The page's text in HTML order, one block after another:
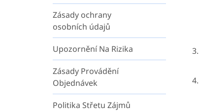
Zásady ochrany
osobních údajů
Upozornění Na Rizika
Zásady Provádění
Objednávek
Politika Střetu Zájmů